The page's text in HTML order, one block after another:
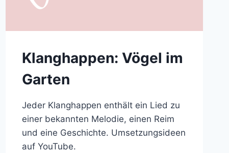
Klanghappen: Vögel im
Garten
Jeder Klanghappen enthält ein Lied zu
einer bekannten Melodie, einen Reim
und eine Geschichte. Umsetzungsideen
auf YouTube.